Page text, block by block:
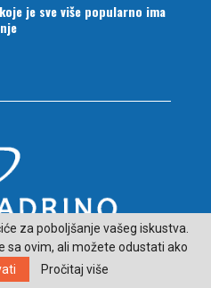
je sve više popularno ima
za poboljšanje vašeg iskustva.
sa ovim, ali možete odustati ako
Pročitaj više